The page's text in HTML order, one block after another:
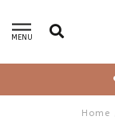
MENU
Home